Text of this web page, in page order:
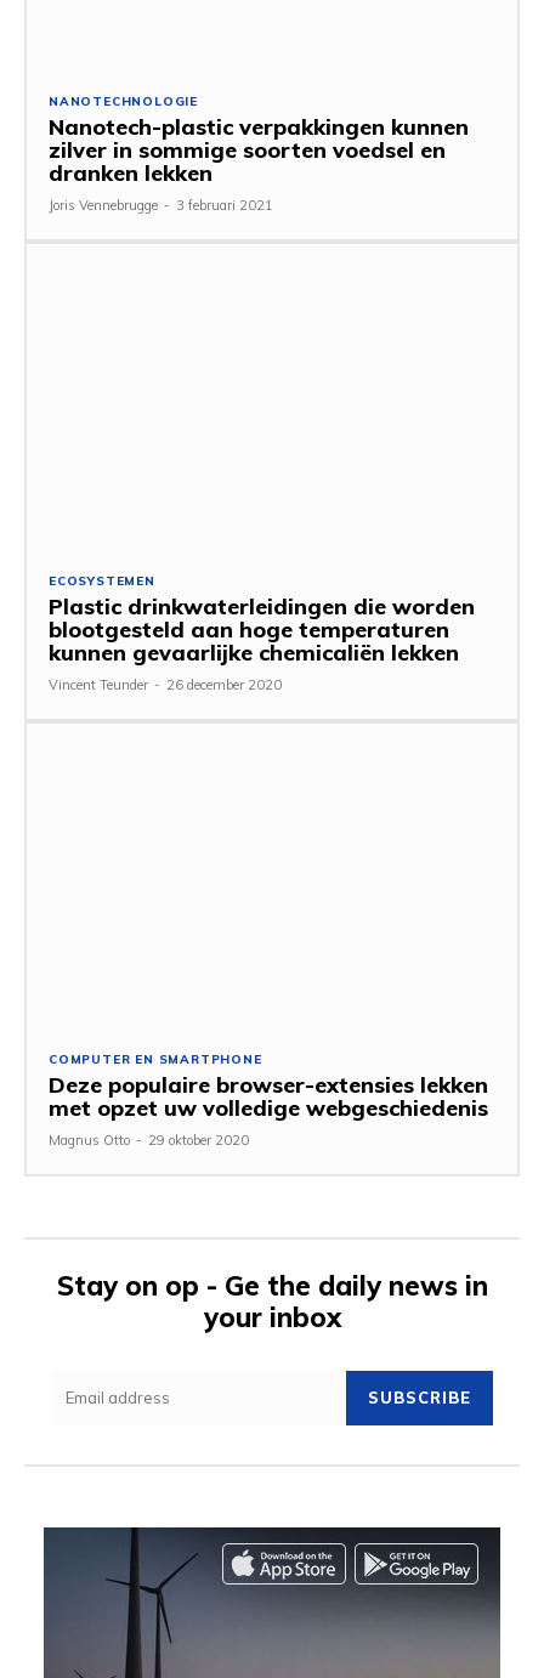
NANOTECHNOLOGIE
Nanotech-plastic verpakkingen kunnen
zilver in sommige soorten voedsel en
dranken lekken
Joris Vennebrugge - 3 februari 2021
ECOSYSTEMEN
Plastic drinkwaterleidingen die worden
blootgesteld aan hoge temperaturen
kunnen gevaarlijke chemicaliën lekken
Vincent Teunder - 26 december 2020
COMPUTER EN SMARTPHONE
Deze populaire browser-extensies lekken
met opzet uw volledige webgeschiedenis
Magnus Otto - 29 oktober 2020
Stay on op - Ge the daily news in
your inbox
SUBSCRIBE